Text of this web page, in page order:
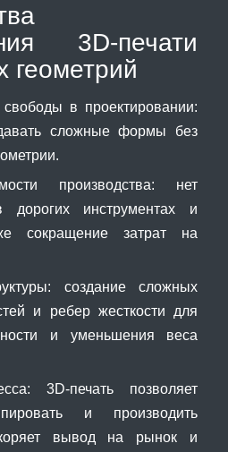
3D-печати
геометрий
в проектировании:
сложные формы без
производства: нет
дорогих инструментах и
сокращение затрат на
создание сложных
и ребер жесткости для
и уменьшения веса
3D-печать позволяет
и производить
вывод на рынок и